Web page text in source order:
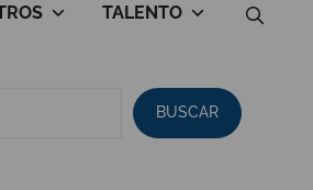
TALENTO
BUSCAR